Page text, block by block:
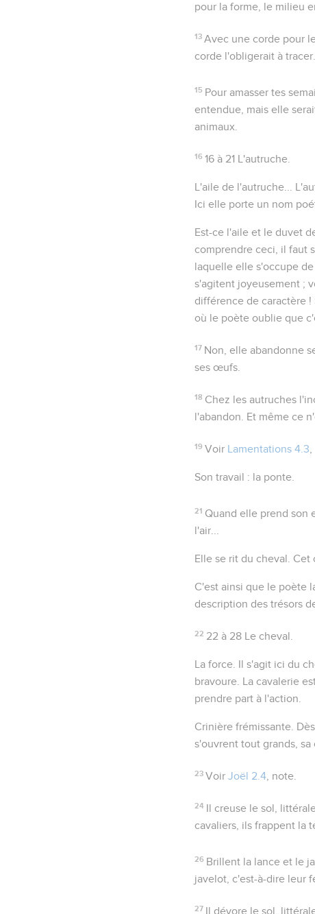
pour la forme, le milieu
13 Avec une corde pour
corde l'obligerait à
15 Pour amasser tes
entendue, mais elle
animaux.
16 16 à 21 L'autruche.
L'aile de l'autruche...
Ici elle porte un nom
Est-ce l'aile et le duvet
comprendre ceci, il faut
laquelle elle s'occupe
s'agitent joyeusement ;
différence de caractère !
où le poète oublie que
17 Non, elle abandonne
ses œufs.
18 Chez les autruches
l'abandon. Et même ce
19 Voir Lamentations 4.3
Son travail : la ponte.
21 Quand elle prend son
l'air...
Elle se rit du cheval .
C'est ainsi que le poète
description des trésors
22 22 à 28 Le cheval.
La force . Il s'agit ici du
bravoure. La cavalerie
prendre part à l'action.
Crinière frémissante .
s'ouvrent tout grands, sa
23 VoirJoël 2.4 , note.
24 Il creuse le sol ,
cavaliers, ils frappent la
26 Brillent la lance et le
javelot , c'est-à-dire leur
27 Il dévore le sol ,